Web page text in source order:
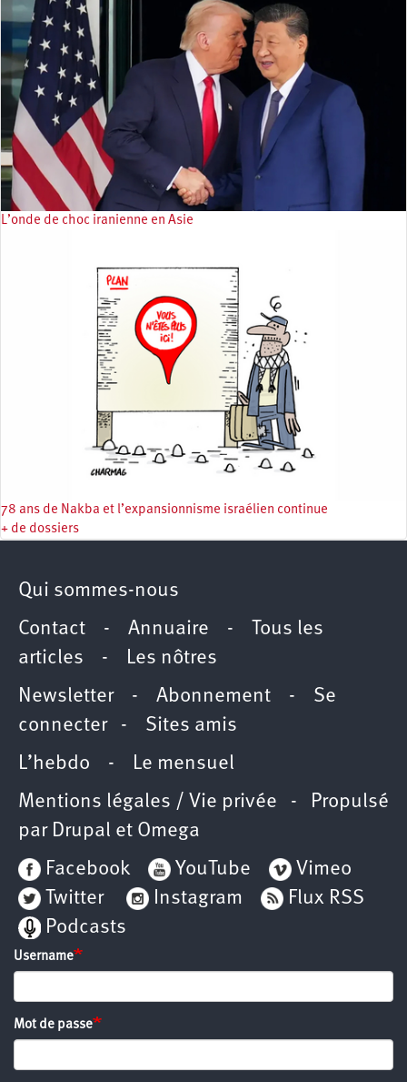
L’onde de choc iranienne en Asie
78 ans de Nakba et l’expansionnisme israélien continue
+ de dossiers
Qui sommes-nous
Contact - Annuaire -
Tous les
articles - Les nôtres
Newsletter- Abonnement - Se
connecter- Sites amis
L’hebdo - Le mensuel
Mentions légales / Vie privée - Propulsé
par Drupal et Omega
Facebook
YouTube
Vimeo
Twitter
Instagram
Flux RSS
Podcasts
Username
Mot de passe